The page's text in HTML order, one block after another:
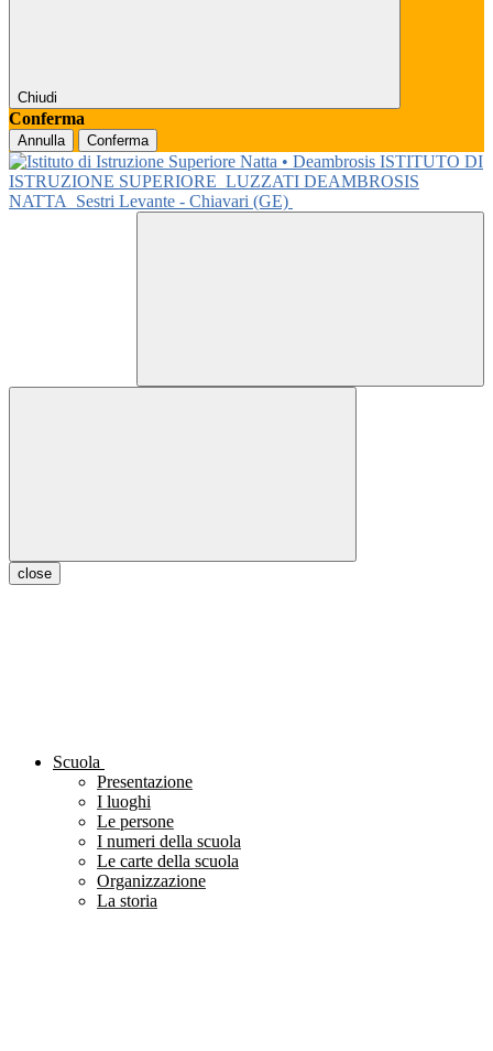
Chiudi
Conferma
Annulla Conferma
ISTITUTO DI
ISTRUZIONE SUPERIORE LUZZATI DEAMBROSIS
NATTA
Sestri Levante - Chiavari (GE)
close
Scuola
Presentazione
I luoghi
Le persone
I numeri della scuola
Le carte della scuola
Organizzazione
La storia